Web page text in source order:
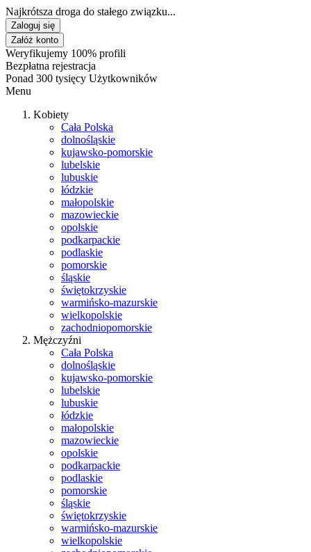
Najkrótsza droga do stałego związku...
Zaloguj się
Załóż konto
Weryfikujemy 100% profili
Bezpłatna rejestracja
Ponad 300 tysięcy Użytkowników
Menu
Kobiety
Cała Polska
dolnośląskie
kujawsko-pomorskie
lubelskie
lubuskie
łódzkie
małopolskie
mazowieckie
opolskie
podkarpackie
podlaskie
pomorskie
śląskie
świętokrzyskie
warmińsko-mazurskie
wielkopolskie
zachodniopomorskie
Mężczyźni
Cała Polska
dolnośląskie
kujawsko-pomorskie
lubelskie
lubuskie
łódzkie
małopolskie
mazowieckie
opolskie
podkarpackie
podlaskie
pomorskie
śląskie
świętokrzyskie
warmińsko-mazurskie
wielkopolskie